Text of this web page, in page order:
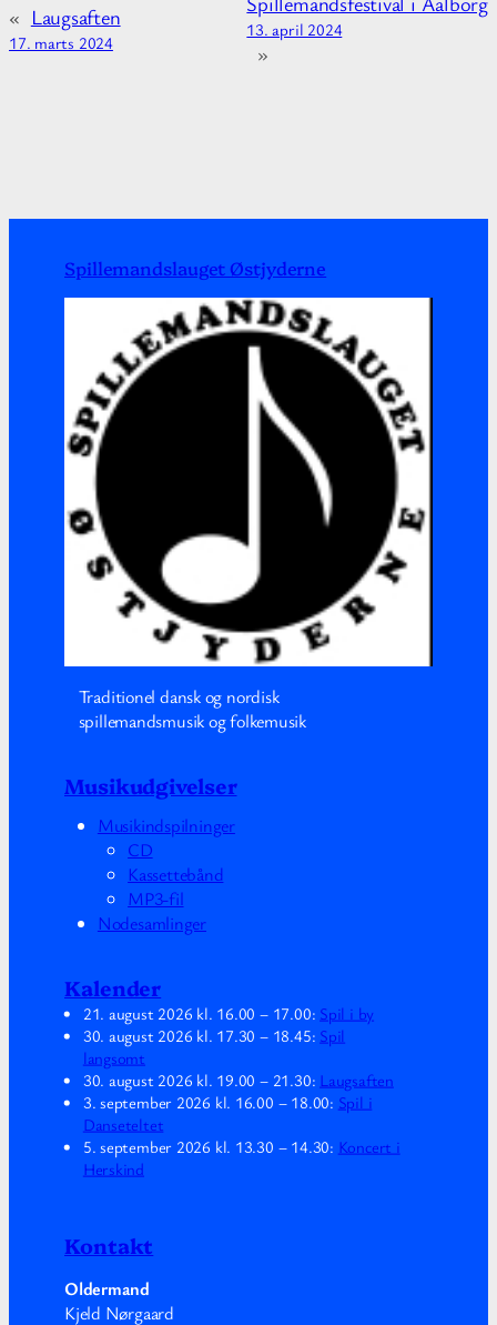
o
« Laugsaften
17. marts 2024
13. april 2024
»
Spillemandslauget Østjyderne
Traditionel dansk og nordisk
spillemandsmusik og folkemusik
Musikudgivelser
Musikindspilninger
CD
Kassettebånd
MP3-fil
Nodesamlinger
Kalender
21. august 2026 kl. 16.00 – 17.00: Spil i by
30. august 2026 kl. 17.30 – 18.45: Spil
langsomt
30. august 2026 kl. 19.00 – 21.30: Laugsaften
3. september 2026 kl. 16.00 – 18.00: Spil i
Danseteltet
5. september 2026 kl. 13.30 – 14.30: Koncert i
Herskind
Kontakt
Oldermand
Kjeld Nørgaard